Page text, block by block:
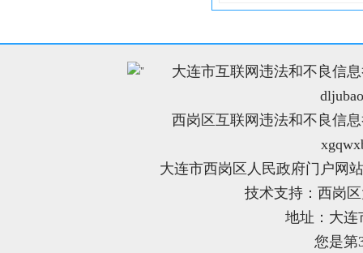
"
大连市互联网违法和不良信
西岗区互联网违法和不良信
大连市西岗区人民政府门户网
技术支持：西岗
地址：大连
您是第